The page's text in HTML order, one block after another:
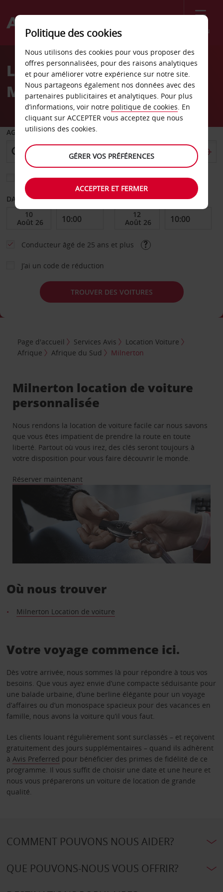
Menu
Welcome
AvisLocation de voiture
Milnerton
AGENCE DE DÉPART
Sélectionnez une autre agence de retour
DATE DE DÉBUT DATE DE FIN
Conducteur âgé de 25 ans et plus
J’ai un code de réduction
TROUVER DES VOITURES
Page d'accueil Services Avis
Location Voiture
Afrique
Afrique du Sud Milnerton
Milnerton location de voiture
personnalisée
Nous rendons la location de voiture facile car nous savons
que vous êtes impatient de prendre la route en toute
liberté. Partout où vous irez, des clés seront toujours à
votre disposition pour vous faire découvrir le monde.
Réserver maintenant
Où nous trouver
Milnerton Location de voiture
Votre voyage commence ici.
Dès votre arrivée, nous sommes là pour répondre à tous vos
besoins. Que vous ayez envie d’une compacte séduisante pour
une balade urbaine, d’une berline élégante pour un voyage
d’affaires ou d’un monospace spacieux pour des vacances en
famille, nous avons la voiture qu’il vous faut.
Les clients louant régulièrement sont surclassés – et reçoivent
gratuitement des jours supplémentaires – quand ils adhèrent
à Avis Preferred pour bénéficier des primes de fidélité de ce
programme. Il vous suffit de choisir une date et une heure et
nous vous préparerons un voiture de location de grande
qualité.
COMMENT POUVONS NOUS AIDER?
QUE POUVONS-NOUS VOUS OFFRIR?
Politique des cookies
Nous utilisons des cookies pour vous proposer des
offres personnalisées, pour des raisons analytiques
et pour améliorer votre expérience sur notre site.
Nous partageons également nos données avec des
partenaires publicitaires et analytiques. Pour plus
d’informations, voir notre politique de cookies. En
cliquant sur ACCEPTER vous acceptez que nous
utilisions des cookies.
GÉRER VOS PRÉFÉRENCES
ACCEPTER ET FERMER